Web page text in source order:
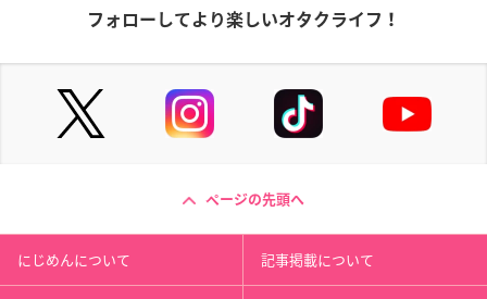
フォローしてより楽しいオタクライフ！
ページの先頭へ
にじめんについて 記事掲載について